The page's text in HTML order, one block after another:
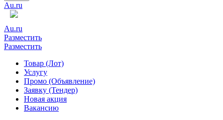
Au.ru
Au.ru
Разместить
Разместить
Товар (Лот)
Услугу
Промо (Объявление)
Заявку (Тендер)
Новая акция
Вакансию